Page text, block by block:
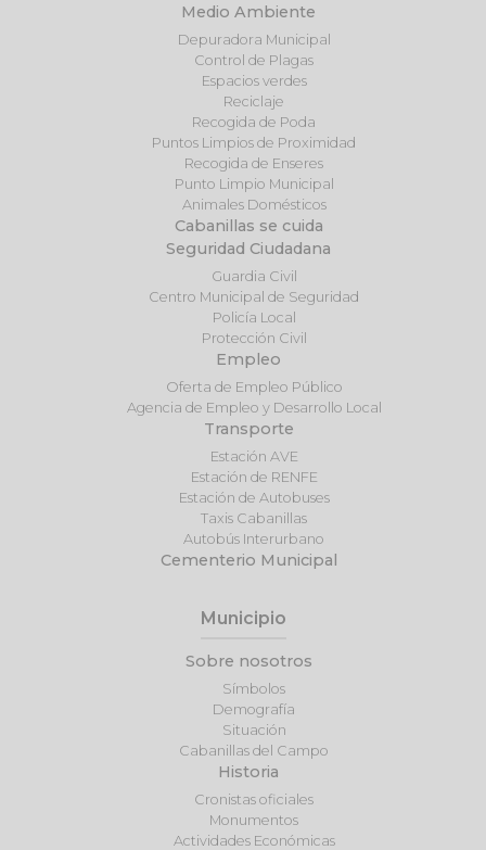
Medio Ambiente
Depuradora Municipal
Control de Plagas
Espacios verdes
Reciclaje
Recogida de Poda
Puntos Limpios de Proximidad
Recogida de Enseres
Punto Limpio Municipal
Animales Domésticos
Cabanillas se cuida
Seguridad Ciudadana
Guardia Civil
Centro Municipal de Seguridad
Policía Local
Protección Civil
Empleo
Oferta de Empleo Público
Agencia de Empleo y Desarrollo Local
Transporte
Estación AVE
Estación de RENFE
Estación de Autobuses
Taxis Cabanillas
Autobús Interurbano
Cementerio Municipal
Municipio
Sobre nosotros
Símbolos
Demografía
Situación
Cabanillas del Campo
Historia
Cronistas oficiales
Monumentos
Actividades Económicas